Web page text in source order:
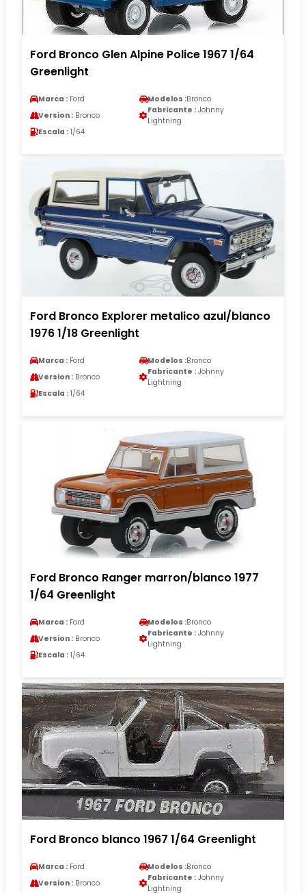
Ford Bronco Glen Alpine Police 1967 1/64
Greenlight
Marca : Ford Modelos :Bronco
Version : Bronco
Fabricante : Johnny
Lightning
Escala : 1/64
Ford Bronco Explorer metalico azul/blanco
1976 1/18 Greenlight
Marca : Ford Modelos :Bronco
Version : Bronco
Fabricante : Johnny
Lightning
Escala : 1/64
Ford Bronco Ranger marron/blanco 1977
1/64 Greenlight
Marca : Ford Modelos :Bronco
Version : Bronco
Fabricante : Johnny
Lightning
Escala : 1/64
Ford Bronco blanco 1967 1/64 Greenlight
Marca : Ford Modelos :Bronco
Version : Bronco
Fabricante : Johnny
Lightning